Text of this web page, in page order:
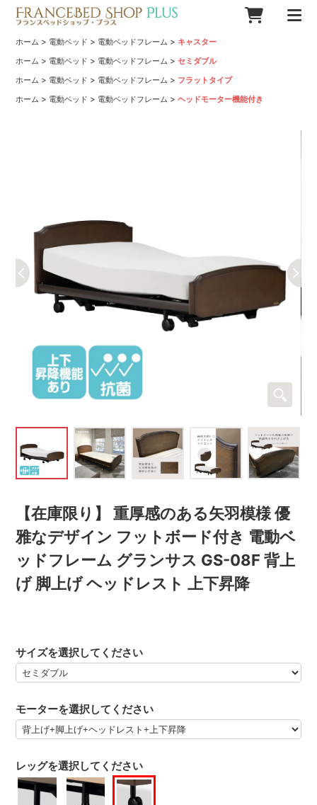
ホーム > 電動ベッド > 電動ベッドフレーム > キャスター
ホーム > 電動ベッド > 電動ベッドフレーム >セミダブル
ホーム > 電動ベッド > 電動ベッドフレーム > フラットタイプ
ホーム > 電動ベッド > 電動ベッドフレーム >ヘッドモーター機能付き
【在庫限り】 重厚感のある矢羽模様 優
雅なデザイン フットボード付き 電動ベ
ッドフレーム グランサス GS-08F 背上
げ 脚上げ ヘッドレスト 上下昇降
サイズを選択してください
モーターを選択してください
レッグを選択してください